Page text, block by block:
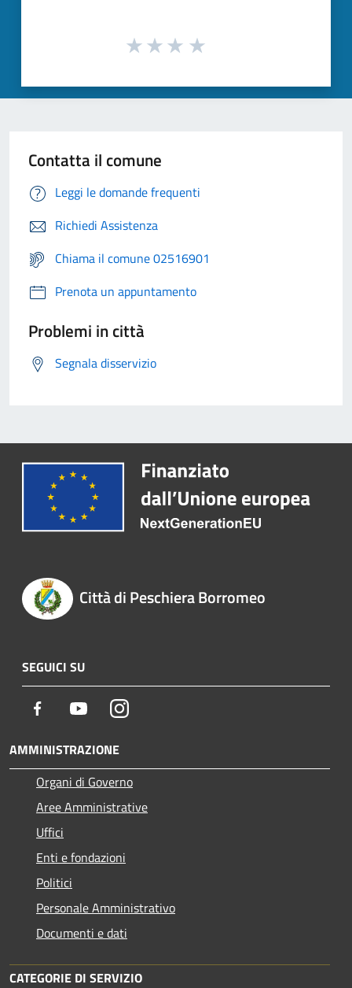
Contatta il comune
Leggi le domande frequenti
Richiedi Assistenza
Chiama il comune 02516901
Prenota un appuntamento
Problemi in città
Segnala disservizio
Città di Peschiera Borromeo
SEGUICI SU
Facebook YoutubeInstagram
AMMINISTRAZIONE
Organi di Governo
Aree Amministrative
Uffici
Enti e fondazioni
Politici
Personale Amministrativo
Documenti e dati
CATEGORIE DI SERVIZIO